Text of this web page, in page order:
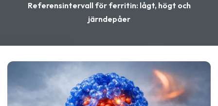
Referensintervall för ferritin: lågt, högt och
järndepåer